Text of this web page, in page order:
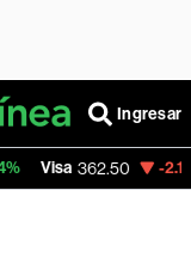
Ingresar
-2.15%